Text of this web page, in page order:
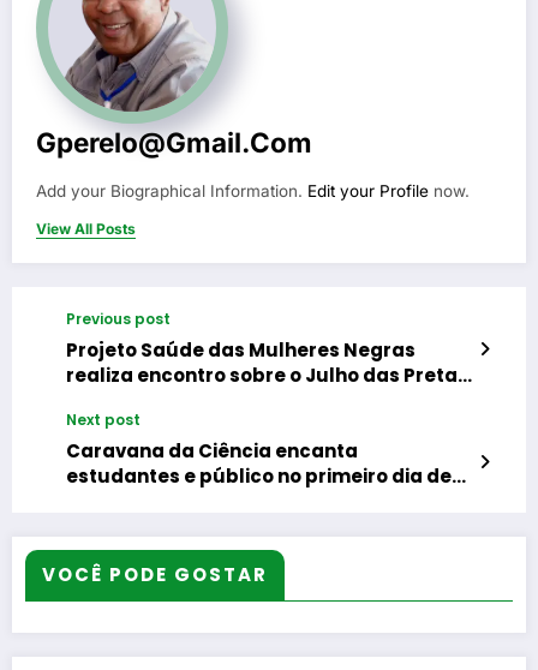
Gperelo@gmail.com
Add your Biographical Information. Edit your Profile now.
View All Posts
Previous post
Projeto Saúde das Mulheres Negras
realiza encontro sobre o Julho das Pretas
Next post
Caravana da Ciência encanta
estudantes e público no primeiro dia de
VOCÊ PODE GOSTAR